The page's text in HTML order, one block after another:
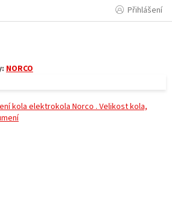
Přihlášení
NORCO
kola elektrokola Norco . Velikost kola,